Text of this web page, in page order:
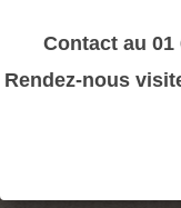
Contact au 01
Rendez-nous